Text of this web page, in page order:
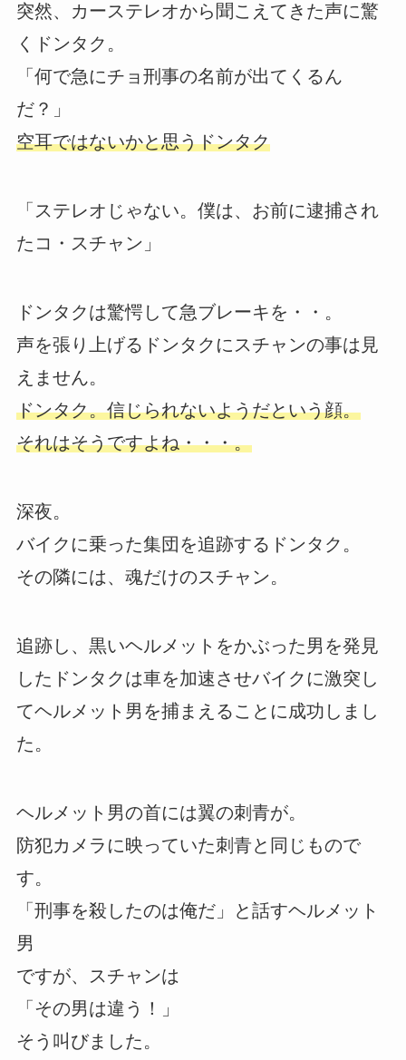
突然、カーステレオから聞こえてきた声に驚
くドンタク。
「何で急にチョ刑事の名前が出てくるん
だ？」
空耳ではないかと思うドンタク
「ステレオじゃない。僕は、お前に逮捕され
たコ・スチャン」
ドンタクは驚愕して急ブレーキを・・。
声を張り上げるドンタクにスチャンの事は見
えません。
ドンタク。信じられないようだという顔。
それはそうですよね・・・。
深夜。
バイクに乗った集団を追跡するドンタク。
その隣には、魂だけのスチャン。
追跡し、黒いヘルメットをかぶった男を発見
したドンタクは車を加速させバイクに激突し
てヘルメット男を捕まえることに成功しまし
た。
ヘルメット男の首には翼の刺青が。
防犯カメラに映っていた刺青と同じもので
す。
「刑事を殺したのは俺だ」と話すヘルメット
男
ですが、スチャンは
「その男は違う！」
そう叫びました。